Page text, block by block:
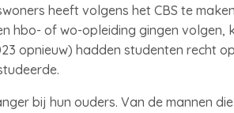
heeft volgens het CBS te
hbo- of wo-opleiding gingen volgen,
opnieuw) hadden studenten recht
bij hun ouders. Van de mannen